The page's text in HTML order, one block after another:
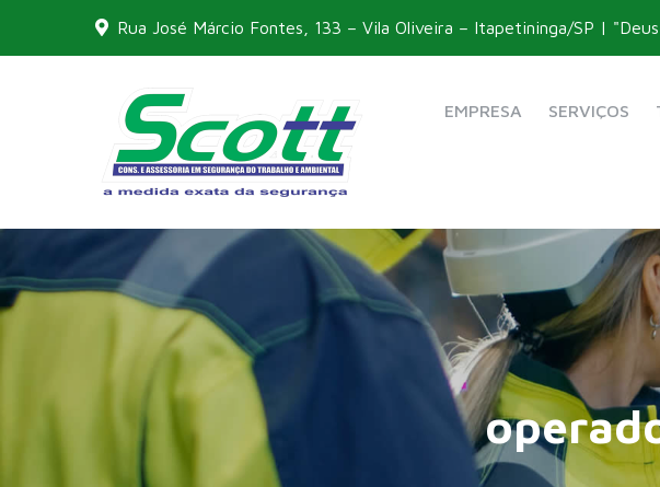
Rua José Márcio Fontes, 133 – Vila Oliveira – Itapetininga/SP |
EMPRESA SERVIÇOS